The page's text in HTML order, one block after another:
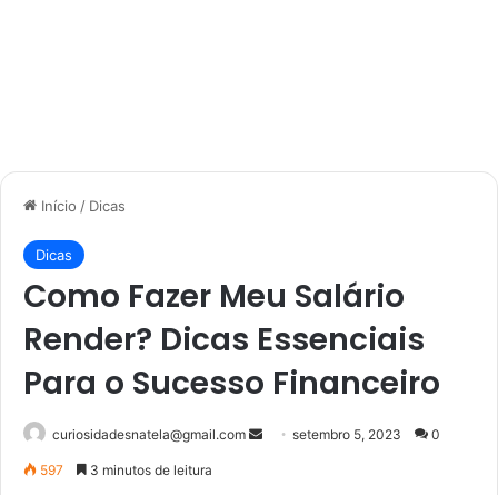
Início / Dicas
Dicas
Como Fazer Meu Salário
Render? Dicas Essenciais
Para o Sucesso Financeiro
curiosidadesnatela@gmail.com
Mandesetembro 5, 2023 0
597 3 minutos de leitura